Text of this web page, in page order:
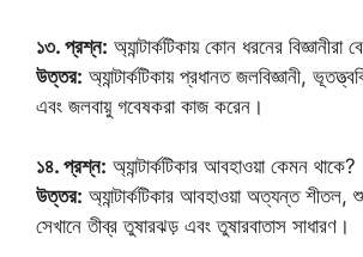
১৩. প্রশ্ন: অ্যান্টার্কটিকায় কোন ধরনের
উত্তর: অ্যান্টার্কটিকায় প্রধানত জলবিজ্ঞানী,
এবং জলবায়ু গবেষকরা কাজ করেন।
১৪. প্রশ্ন: অ্যান্টার্কটিকার আবহাওয়া কেমন থাকে?
উত্তর: অ্যান্টার্কটিকার আবহাওয়া অত্যন্ত
সেখানে তীব্র তুষারঝড় এবং তুষারবাতাস সাধারণ।